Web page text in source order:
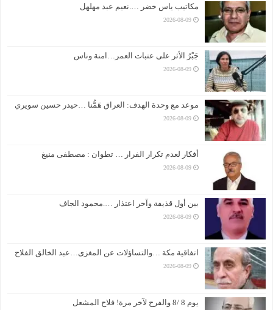
مكاتيب ياس خضر ….نعيم عبد مهلهل
2026-08-09
جَبْرُ الأثر على عتبات العمر…امنة وناس
2026-08-09
موعد مع وحدة الهدف: العراق هَمُّنا …حيدر حسين سويري
2026-08-09
أفكار لعدم تكرار الفرار … تطوان : مصطفى منيغ
2026-08-09
بين أول قذيفة وآخر اعتذار ….محمود الجاف
2026-08-09
اتفاقية مكة …والتساؤلات عن المغزى…عبد الخالق الفلاح
2026-08-09
يوم 8 /8 والفرح لآخر مرة! فلاح المشعل